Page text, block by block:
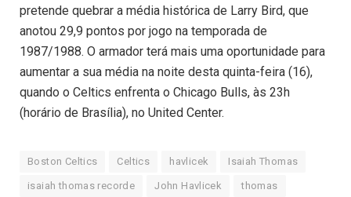
pretende quebrar a média histórica de Larry Bird, que
anotou 29,9 pontos por jogo na temporada de
1987/1988. O armador terá mais uma oportunidade para
aumentar a sua média na noite desta quinta-feira (16),
quando o Celtics enfrenta o Chicago Bulls, às 23h
(horário de Brasília), no United Center.
Boston Celtics Celtics havlicek Isaiah Thomas
isaiah thomas recorde John Havlicek thomas